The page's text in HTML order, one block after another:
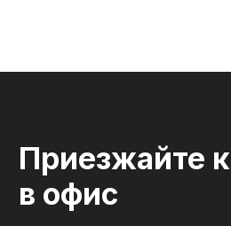
"Слеза в камне"
ИП Портенко Артем Дмитриевич
320645100001950